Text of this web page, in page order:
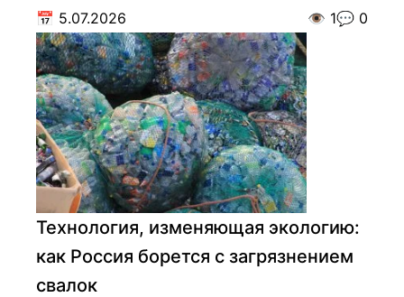
📅 5.07.2026 👁️ 1💬 0
Технология, изменяющая экологию:
как Россия борется с загрязнением
свалок